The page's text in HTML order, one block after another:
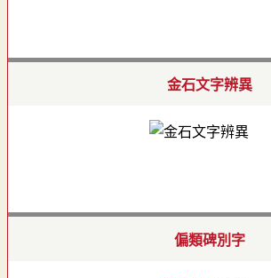
金石文字辨異
偏類碑別字